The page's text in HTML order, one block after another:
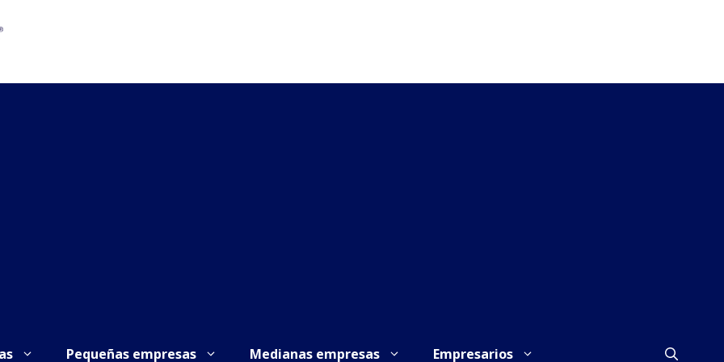
Pequeñas empresas Medianas empresas Empresarios